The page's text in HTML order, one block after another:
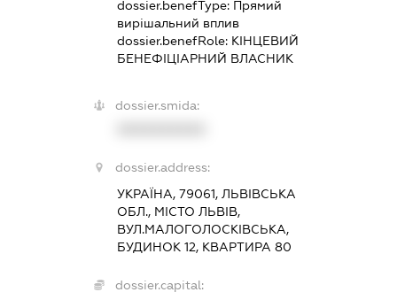
dossier.benefType: Прямий
вирішальний вплив
dossier.benefRole: КІНЦЕВИЙ
БЕНЕФІЦІАРНИЙ ВЛАСНИК
dossier.smida:
dossier.address:
УКРАЇНА, 79061, ЛЬВІВСЬКА
ОБЛ., МІСТО ЛЬВІВ,
ВУЛ.МАЛОГОЛОСКІВСЬКА,
БУДИНОК 12, КВАРТИРА 80
dossier.capital: